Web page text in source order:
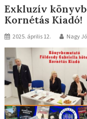
Exkluzív
Kornétás Kiadó!
2025. április 12. Nagy